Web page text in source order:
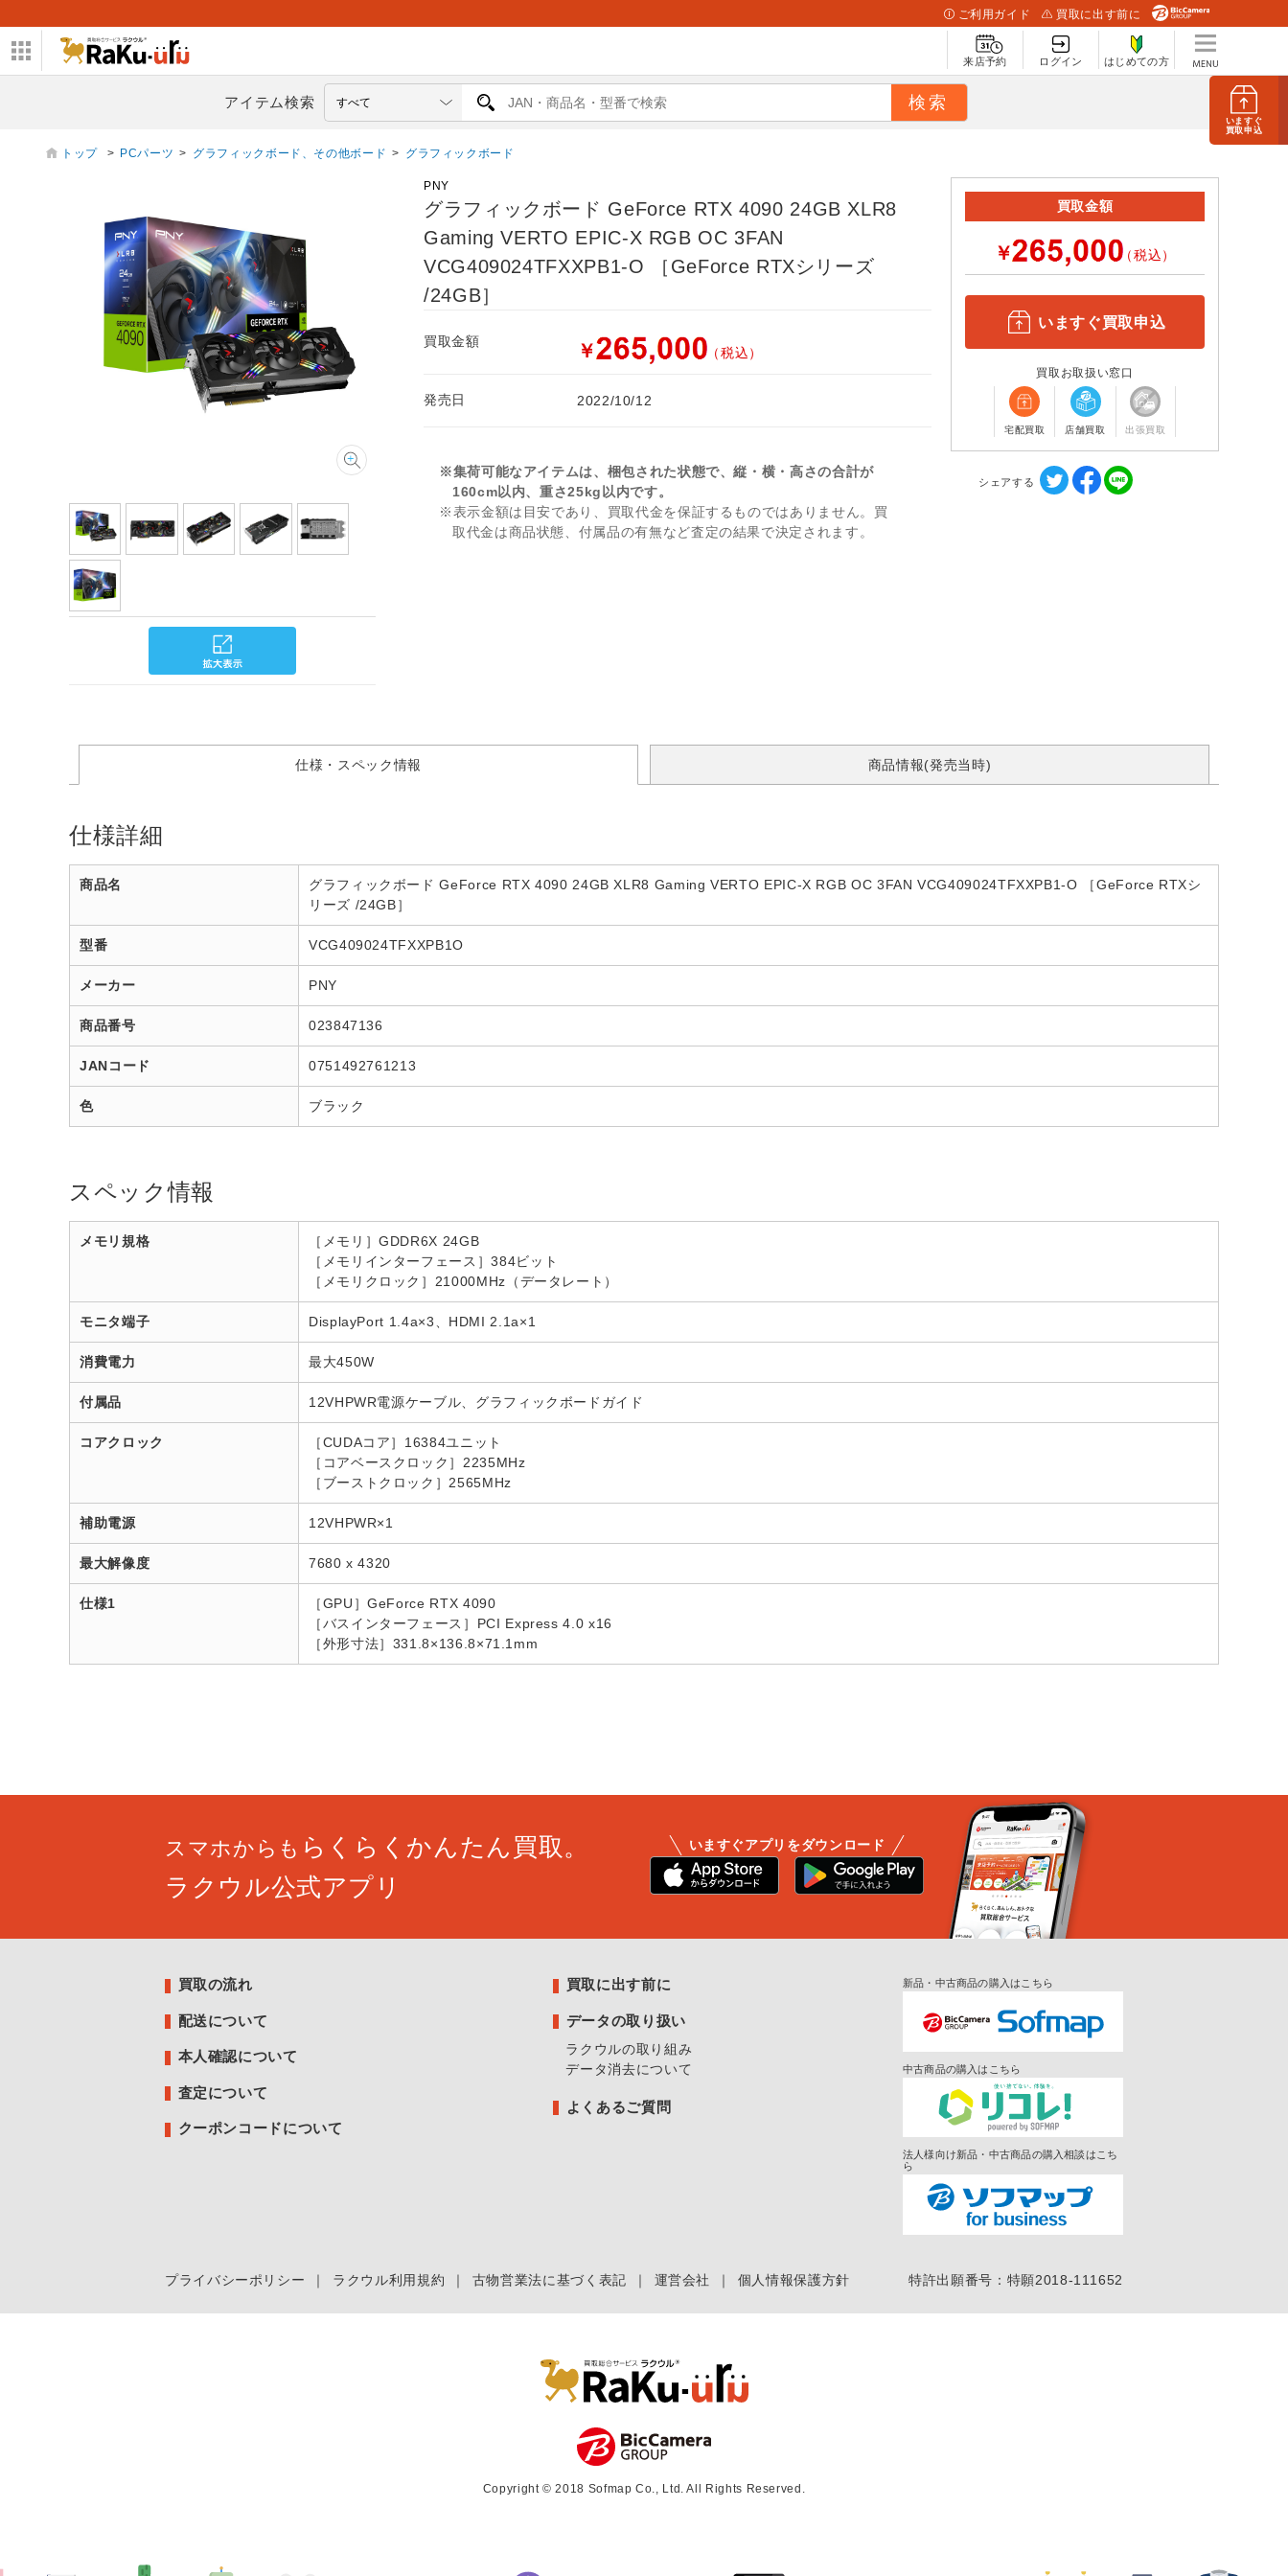
いますぐ
買取申込
ご利用ガイド 買取に出す前に
来店予約 ログイン はじめての方
アイテム検索
トップ > PCパーツ > グラフィックボード、その他ボード > グラフィックボード
PNY
グラフィックボード GeForce RTX 4090 24GB XLR8
Gaming VERTO EPIC-X RGB OC 3FAN
VCG409024TFXXPB1-O ［GeForce RTXシリーズ
/24GB］
買取金額 ￥ （税込）
発売日 2022/10/12
※集荷可能なアイテムは、梱包された状態で、縦・横・高さの合計が
160cm以内、重さ25kg以内です。
※表示金額は目安であり、買取代金を保証するものではありません。買
取代金は商品状態、付属品の有無など査定の結果で決定されます。
買取金額
￥ （税込）
いますぐ買取申込
買取お取扱い窓口
宅配買取 店舗買取 出張買取
シェアする
仕様・スペック情報 商品情報(発売当時)
仕様詳細
商品名
グラフィックボード GeForce RTX 4090 24GB XLR8 Gaming VERTO EPIC-X RGB OC 3FAN VCG409024TFXXPB1-O ［GeForce RTXシ
リーズ /24GB］
型番 VCG409024TFXXPB1O
メーカー PNY
商品番号 023847136
JANコード 0751492761213
色 ブラック
スペック情報
メモリ規格
［メモリ］GDDR6X 24GB
［メモリインターフェース］384ビット
［メモリクロック］21000MHz（データレート）
モニタ端子 DisplayPort 1.4a×3、HDMI 2.1a×1
消費電力 最大450W
付属品 12VHPWR電源ケーブル、グラフィックボードガイド
コアクロック
［CUDAコア］16384ユニット
［コアベースクロック］2235MHz
［ブーストクロック］2565MHz
補助電源 12VHPWR×1
最大解像度 7680 x 4320
仕様1
［GPU］GeForce RTX 4090
［バスインターフェース］PCI Express 4.0 x16
［外形寸法］331.8×136.8×71.1mm
スマホからも らくらくかんたん買取。
ラクウル公式アプリ
いますぐアプリをダウンロード
買取の流れ
配送について
本人確認について
査定について
クーポンコードについて
買取に出す前に
データの取り扱い
ラクウルの取り組み
データ消去について
よくあるご質問
新品・中古商品の購入はこちら
中古商品の購入はこちら
法人様向け新品・中古商品の購入相談はこち
ら
プライバシーポリシー ｜ ラクウル利用規約 ｜ 古物営業法に基づく表記 ｜ 運営会社 ｜ 個人情報保護方針 特許出願番号：特願2018-111652
Copyright © 2018 Sofmap Co., Ltd. All Rights Reserved.